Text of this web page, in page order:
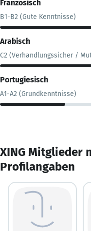
Französisch
B1-B2 (Gute Kenntnisse)
Arabisch
C2 (Verhandlungssicher /
Portugiesisch
A1-A2 (Grundkenntnisse)
XING Mitglieder
Profilangaben